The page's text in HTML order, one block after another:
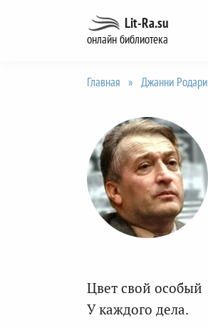
Lit-Ra.su
онлайн библиотека
Главная » Джанни Родари
Цвет свой особый
У каждого дела.